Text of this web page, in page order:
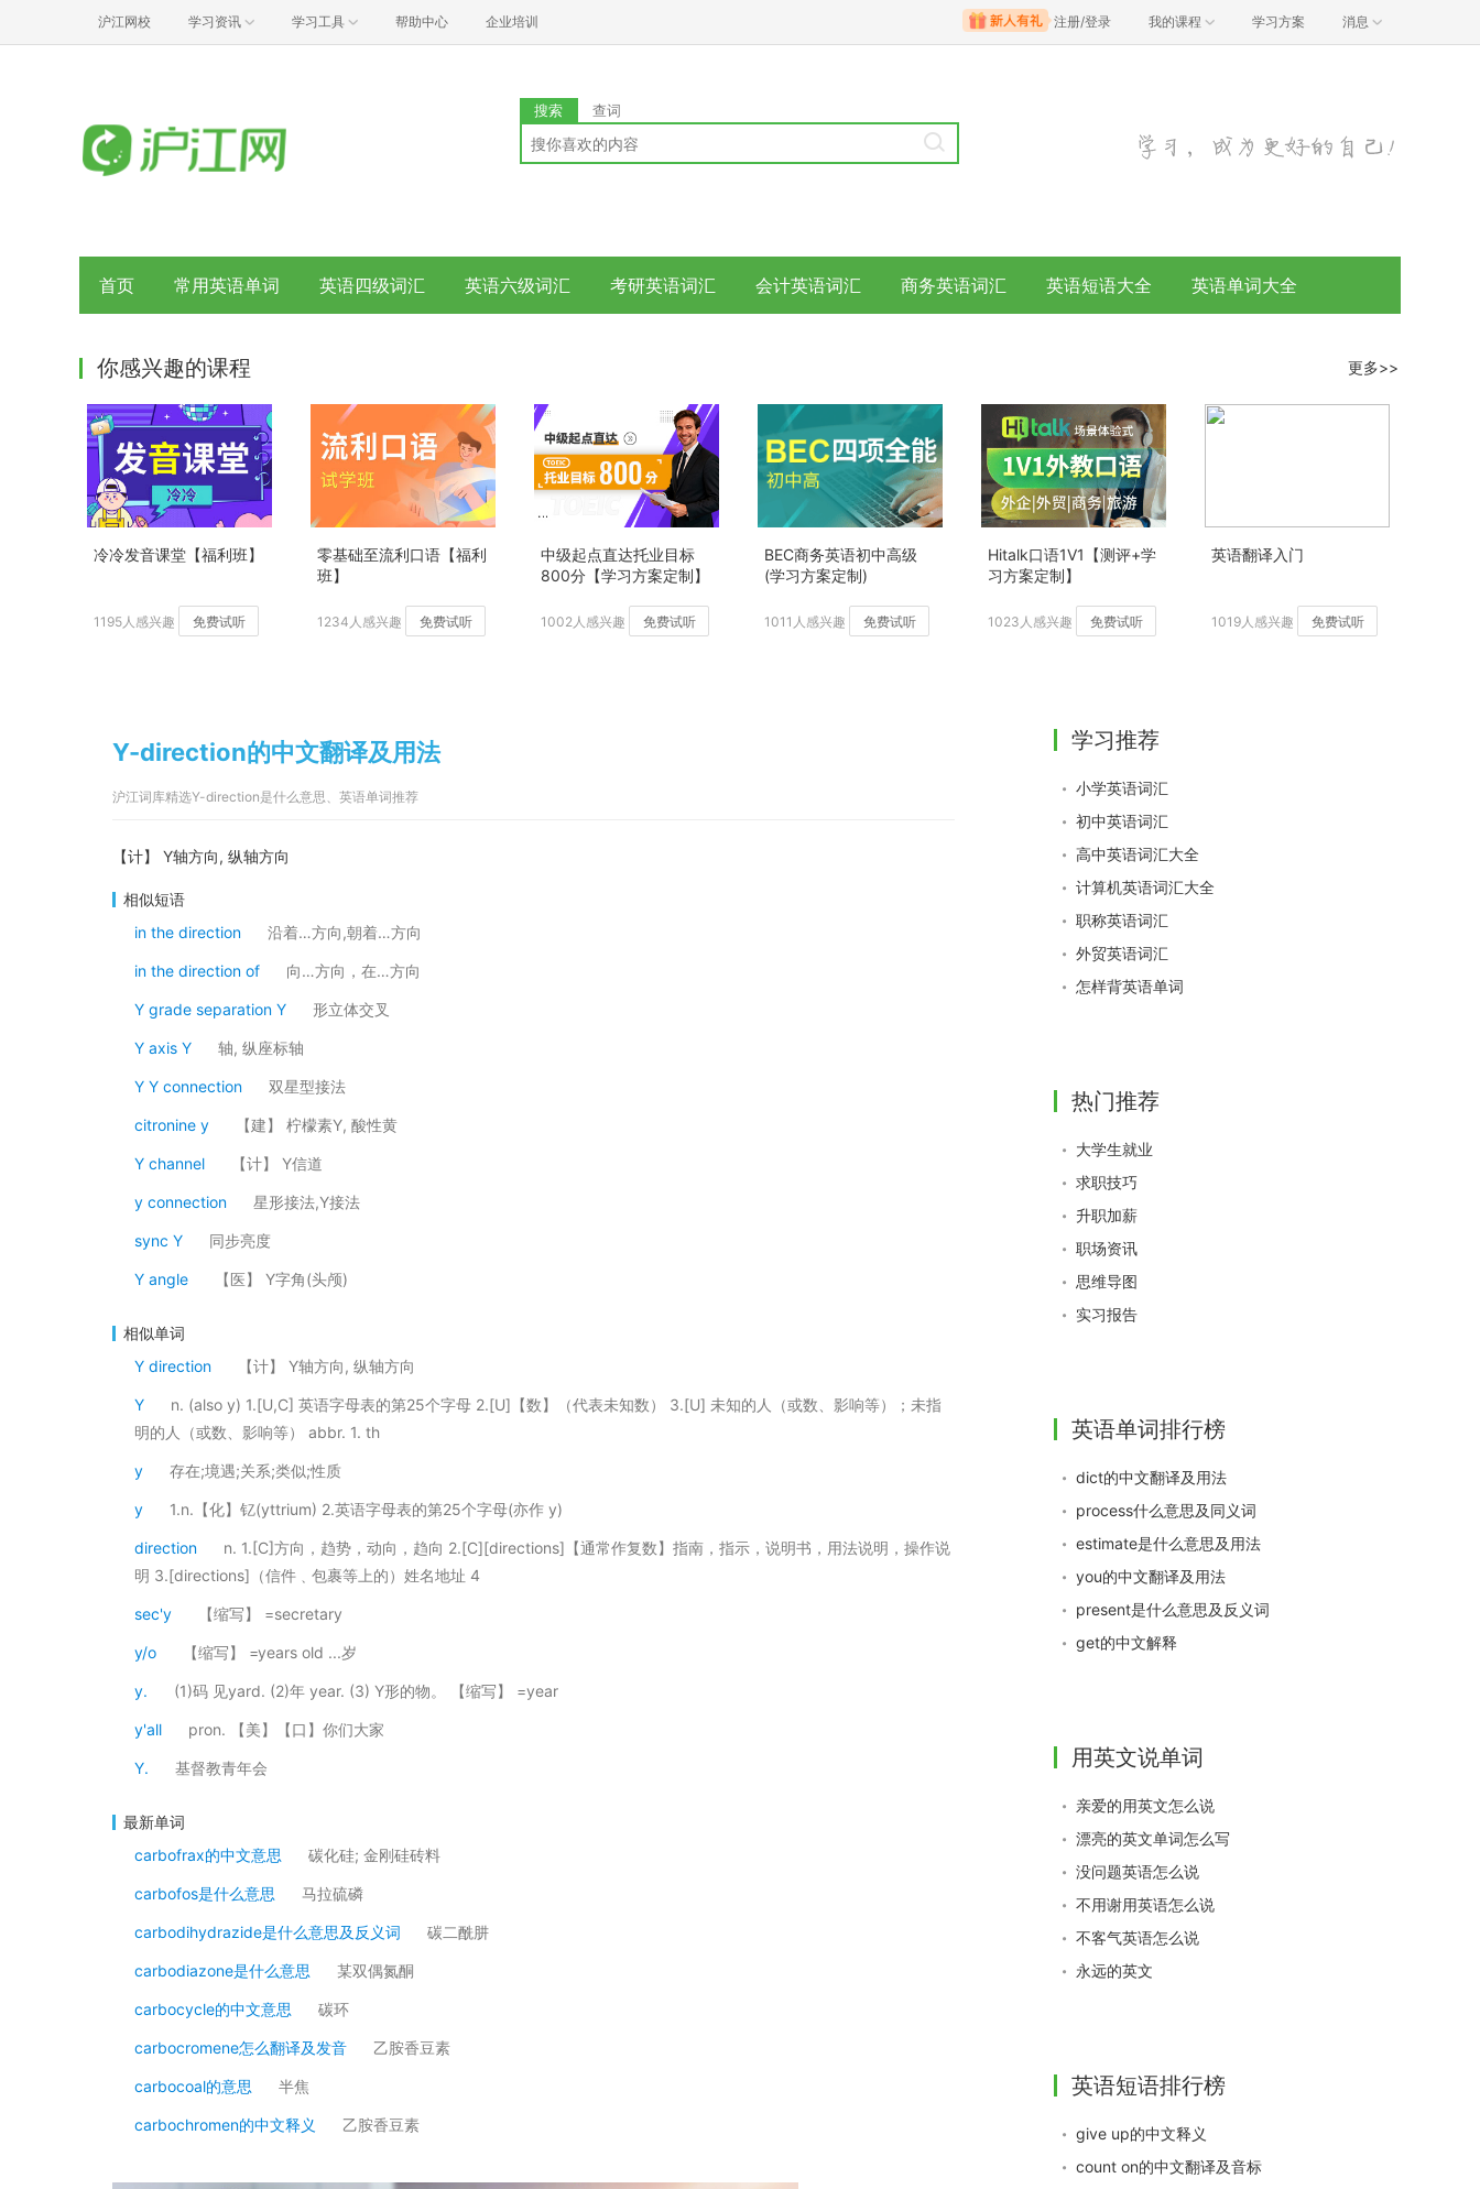
沪江网校 学习资讯 学习工具 帮助中心 企业培训 注册/登录 我的课程 学习方案 消息
搜索 查词
首页 常用英语单词 英语四级词汇 英语六级词汇 考研英语词汇 会计英语词汇 商务英语词汇 英语短语大全 英语单词大全
你感兴趣的课程 更多>>
冷冷发音课堂【福利班】
1195人感兴趣 免费试听
零基础至流利口语【福利
班】
1234人感兴趣 免费试听
中级起点直达托业目标
800分【学习方案定制】
1002人感兴趣 免费试听
BEC商务英语初中高级
(学习方案定制)
1011人感兴趣 免费试听
Hitalk口语1V1【测评+学
习方案定制】
1023人感兴趣 免费试听
英语翻译入门
1019人感兴趣 免费试听
Y-direction的中文翻译及用法
沪江词库精选Y-direction是什么意思、英语单词推荐
【计】 Y轴方向, 纵轴方向
相似短语
in the direction
沿着…方向,朝着…方向
in the direction of 向…方向，在…方向
Y grade separation Y 形立体交叉
Y axis Y 轴, 纵座标轴
Y Y connection 双星型接法
citronine y 【建】 柠檬素Y, 酸性黄
Y channel 【计】 Y信道
y connection 星形接法,Y接法
sync Y 同步亮度
Y angle 【医】 Y字角(头颅)
相似单词
Y direction
【计】 Y轴方向, 纵轴方向
Y
n. (also y) 1.[U,C] 英语字母表的第25个字母 2.[U]【数】（代表未知数） 3.[U] 未知的人（或数、影响等）；未指
明的人（或数、影响等） abbr. 1. th
y 存在;境遇;关系;类似;性质
y 1.n.【化】钇(yttrium) 2.英语字母表的第25个字母(亦作 y)
direction
n. 1.[C]方向，趋势，动向，趋向 2.[C][directions]【通常作复数】指南，指示，说明书，用法说明，操作说
明 3.[directions]（信件﹑包裹等上的）姓名地址 4
sec'y 【缩写】 =secretary
y/o 【缩写】 =years old ...岁
y. (1)码 见yard. (2)年 year. (3) Y形的物。 【缩写】 =year
y'all pron. 【美】【口】你们大家
Y. 基督教青年会
最新单词
carbofrax的中文意思
碳化硅; 金刚硅砖料
carbofos是什么意思 马拉硫磷
carbodihydrazide是什么意思及反义词 碳二酰肼
carbodiazone是什么意思 某双偶氮酮
carbocycle的中文意思 碳环
carbocromene怎么翻译及发音 乙胺香豆素
carbocoal的意思 半焦
carbochromen的中文释义 乙胺香豆素
学习推荐
小学英语词汇
初中英语词汇
高中英语词汇大全
计算机英语词汇大全
职称英语词汇
外贸英语词汇
怎样背英语单词
热门推荐
大学生就业
求职技巧
升职加薪
职场资讯
思维导图
实习报告
英语单词排行榜
dict的中文翻译及用法
process什么意思及同义词
estimate是什么意思及用法
you的中文翻译及用法
present是什么意思及反义词
get的中文解释
用英文说单词
亲爱的用英文怎么说
漂亮的英文单词怎么写
没问题英语怎么说
不用谢用英语怎么说
不客气英语怎么说
永远的英文
英语短语排行榜
give up的中文释义
count on的中文翻译及音标